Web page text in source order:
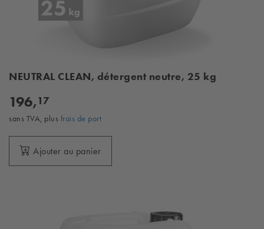
NEUTRAL CLEAN, détergent neutre, 25 kg
196,17
sans TVA, plus frais de port
Ajouter au panier